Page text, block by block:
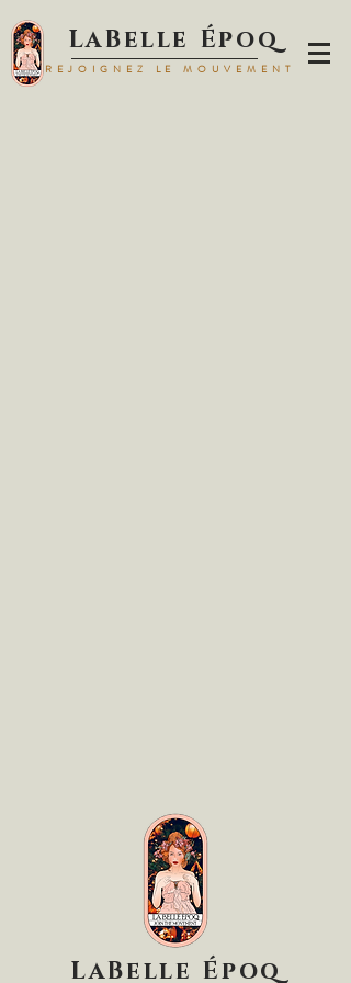
LaBelle Époq
REJOIGNEZ LE MOUVEMENT
LaBelle Époq